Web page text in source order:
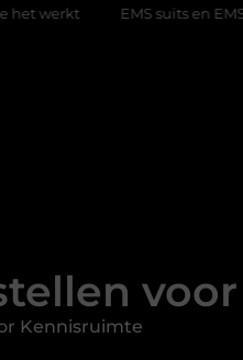
suits en EMS training:
Kennisruimte